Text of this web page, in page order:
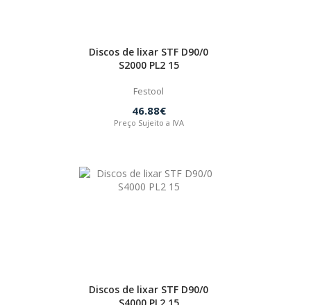
Discos de lixar STF D90/0
S2000 PL2 15
Festool
46.88€
Preço Sujeito a IVA
Discos de lixar STF D90/0